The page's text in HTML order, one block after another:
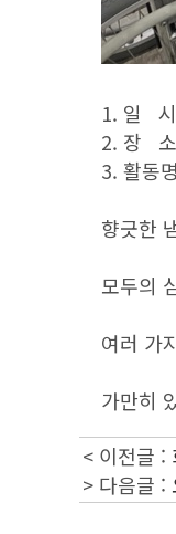
1. 일
2. 장
3. 활동
향긋한
모두의
여러 가
가만히
< 이전글 :
> 다음글 :